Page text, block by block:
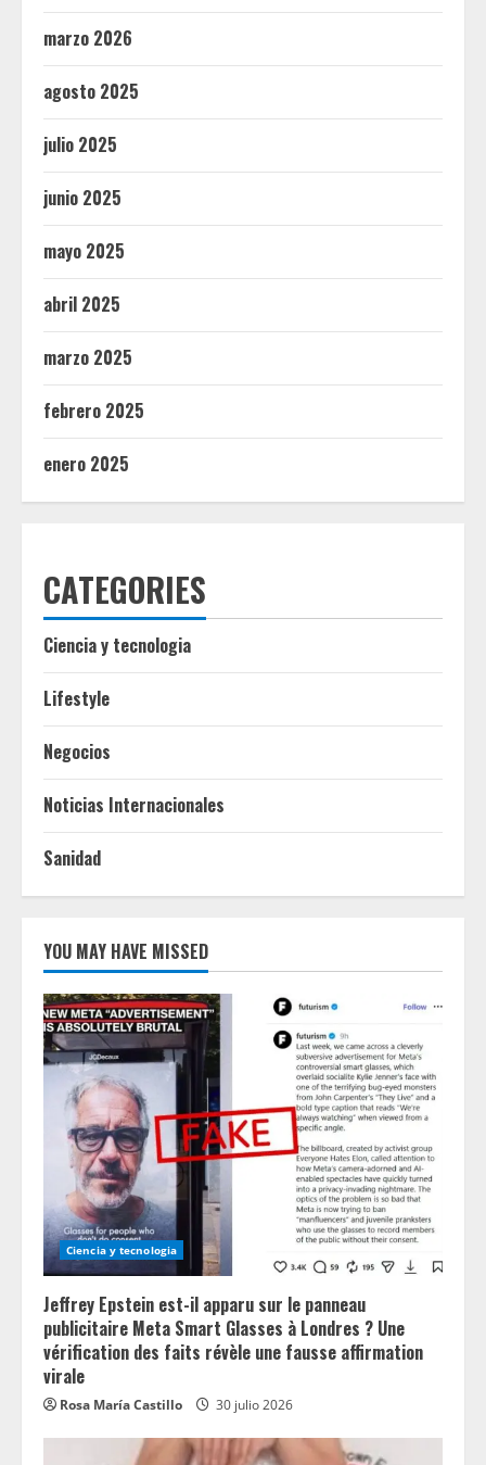
marzo 2026
agosto 2025
julio 2025
junio 2025
mayo 2025
abril 2025
marzo 2025
febrero 2025
enero 2025
CATEGORIES
Ciencia y tecnologia
Lifestyle
Negocios
Noticias Internacionales
Sanidad
YOU MAY HAVE MISSED
Ciencia y tecnologia
Jeffrey Epstein est-il apparu sur le panneau
publicitaire Meta Smart Glasses à Londres ? Une
vérification des faits révèle une fausse affirmation
virale
Rosa María Castillo 30 julio 2026